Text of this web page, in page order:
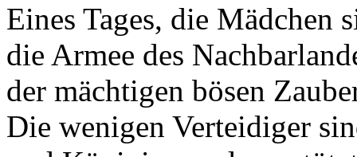
Eines Tages, die Mädchen
die Armee des
der mächtigen bösen
Die wenigen Verteidiger